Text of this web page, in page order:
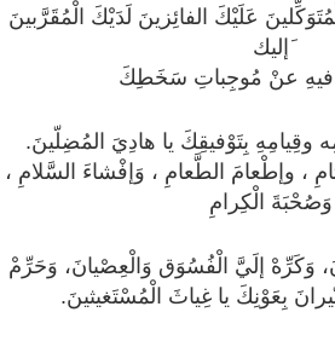
عَلَيْكَ الفائِزينَ لَدَيْكَ الْمُقَرَّبينَ
َإليك
فيهِ عنْ مُوجِباتِ سَخَطِكَ
وقِيامِهِ بِتَوْفيقِكَ يا هادِيَ المُضِلّينَ.
، وإطْعامَ الطَّعامِ ، وَإفْشاءَ السَّلامِ ،
وَصُحْبَةَ الْكِرامِ
وَكَرِّهْ إلَيَّ الْفُسُوَق وَالْعِصْيانَ، وَحَرِّمْ
بِعَوْنِكَ يا غِياثَ الْمُسْتَغيثينَ.